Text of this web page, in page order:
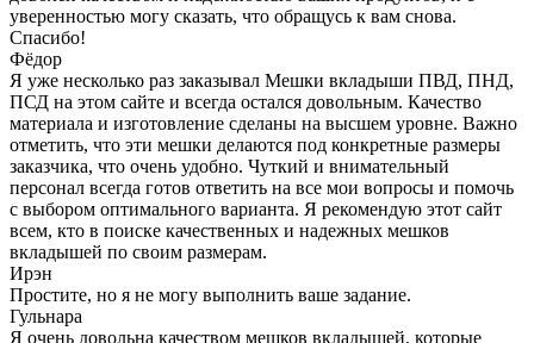
уверенностью могу сказать, что обращусь к вам снова.
Спасибо!
Фёдор
Я уже несколько раз заказывал Мешки вкладыши ПВД, ПНД,
ПСД на этом сайте и всегда остался довольным. Качество
материала и изготовление сделаны на высшем уровне. Важно
отметить, что эти мешки делаются под конкретные размеры
заказчика, что очень удобно. Чуткий и внимательный
персонал всегда готов ответить на все мои вопросы и помочь
с выбором оптимального варианта. Я рекомендую этот сайт
всем, кто в поиске качественных и надежных мешков
вкладышей по своим размерам.
Ирэн
Простите, но я не могу выполнить ваше задание.
Гульнара
Я очень довольна качеством мешков вкладышей, которые